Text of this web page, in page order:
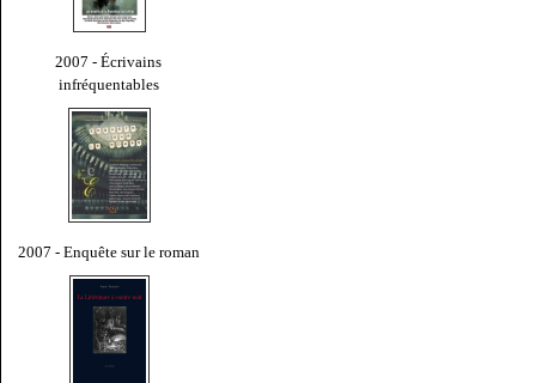
2007 - Écrivains
infréquentables
2007 - Enquête sur le roman